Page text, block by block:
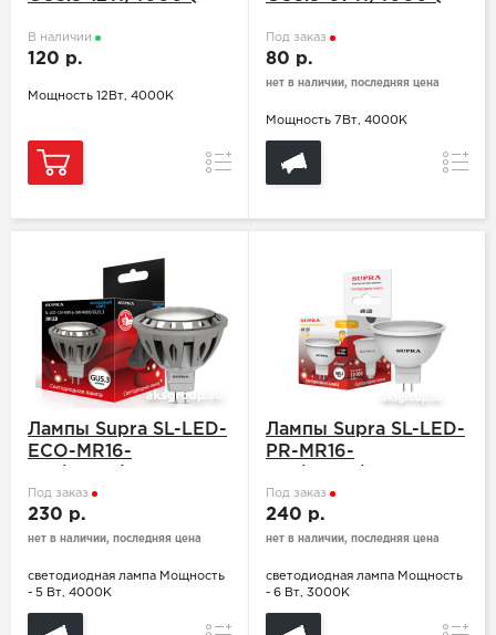
В наличии
120 р.
Мощность 12Вт, 4000К
Сравнение
Под заказ
80 р.
нет в наличии, последняя цена
Мощность 7Вт, 4000К
Лампы Supra SL-LED-
ECO-MR16-
Под заказ
230 р.
нет в наличии, последняя цена
светодиодная лампа Мощность
- 5 Вт, 4000К
Лампы Supra SL-LED-
PR-MR16-
Под заказ
240 р.
нет в наличии, последняя цена
светодиодная лампа Мощность
- 6 Вт, 3000К